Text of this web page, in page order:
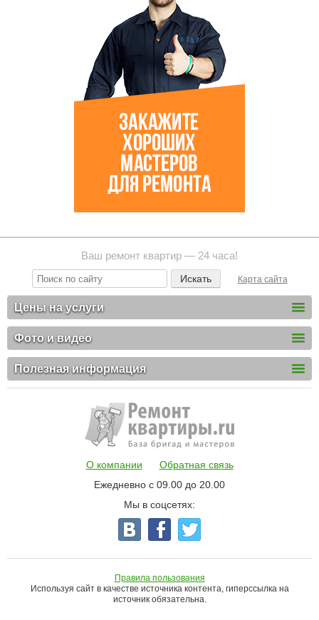
Ваш ремонт квартир — 24 часа!
Карта сайта
Цены на услуги
Фото и видео
Полезная информация
О компании
Обратная связь
Ежедневно с 09.00 до 20.00
Мы в соцсетях:
Правила пользования
Используя сайт в качестве источника контента, гиперссылка на
источник обязательна.